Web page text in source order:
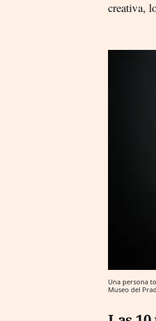
creativa,
Una persona
Museo del